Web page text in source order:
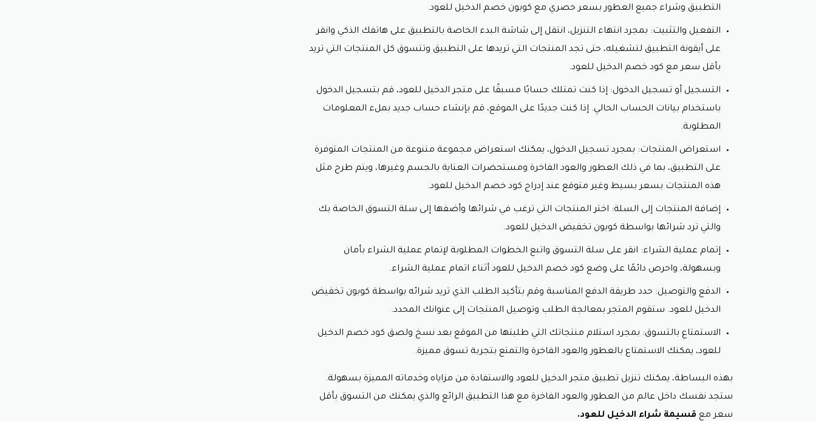
التطبيق وشراء جميع العطور بسعر حصري مع كوبون خصم الدخيل للعود.
التفعيل والتثبيت: بمجرد انتهاء التنزيل، انتقل إلى شاشة البدء الخاصة بالتطبيق على هاتفك الذكي وانقر
على أيقونة التطبيق لتشغيله، حتى تجد المنتجات التي تريدها على التطبيق وتتسوق كل المنتجات التي تريد
بأقل سعر مع كود خصم الدخيل للعود.
التسجيل أو تسجيل الدخول: إذا كنت تمتلك حسابًا مسبقًا على متجر الدخيل للعود، قم بتسجيل الدخول
باستخدام بيانات الحساب الحالي. إذا كنت جديدًا على الموقع، قم بإنشاء حساب جديد بملء المعلومات
المطلوبة.
استعراض المنتجات: بمجرد تسجيل الدخول، يمكنك استعراض مجموعة متنوعة من المنتجات المتوفرة
على التطبيق، بما في ذلك العطور والعود الفاخرة ومستحضرات العناية بالجسم وغيرها، ويتم طرح مثل
هذه المنتجات بسعر بسيط وغير متوقع عند إدراج كود خصم الدخيل للعود.
إضافة المنتجات إلى السلة: اختر المنتجات التي ترغب في شرائها وأضفها إلى سلة التسوق الخاصة بك
والتي ترد شرائها بواسطة كوبون تخفيض الدخيل للعود.
إتمام عملية الشراء: انقر على سلة التسوق واتبع الخطوات المطلوبة لإتمام عملية الشراء بأمان
وبسهولة، واحرص دائمًا على وضع كود خصم الدخيل للعود أثناء اتمام عملية الشراء.
الدفع والتوصيل: حدد طريقة الدفع المناسبة وقم بتأكيد الطلب الذي تريد شرائه بواسطة كوبون تخفيض
الدخيل للعود. ستقوم المتجر بمعالجة الطلب وتوصيل المنتجات إلى عنوانك المحدد.
الاستمتاع بالتسوق: بمجرد استلام منتجاتك التي طلبتها من الموقع بعد نسخ ولصق كود خصم الدخيل
للعود، يمكنك الاستمتاع بالعطور والعود الفاخرة والتمتع بتجربة تسوق مميزة.
بهذه البساطة، يمكنك تنزيل تطبيق متجر الدخيل للعود والاستفادة من مزاياه وخدماته المميزة بسهولة.
ستجد نفسك داخل عالم من العطور والعود الفاخرة مع هذا التطبيق الرائع والذي يمكنك من التسوق بأقل
سعر مع قسيمة شراء الدخيل للعود.